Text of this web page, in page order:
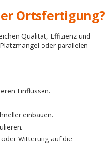
Ortsfertigung?
Qualität, Effizienz und
oder parallelen
Einflüssen.
einbauen.
Witterung auf die